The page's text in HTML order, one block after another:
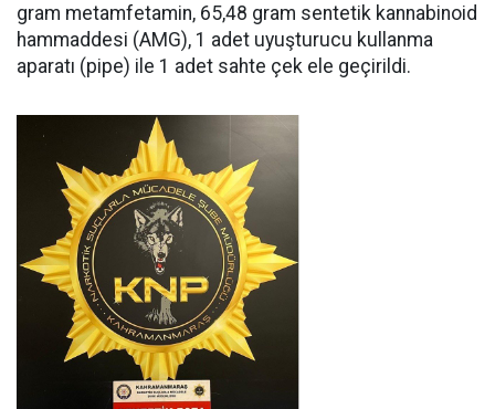
gram metamfetamin, 65,48 gram sentetik kannabinoid
hammaddesi (AMG), 1 adet uyuşturucu kullanma
aparatı (pipe) ile 1 adet sahte çek ele geçirildi.